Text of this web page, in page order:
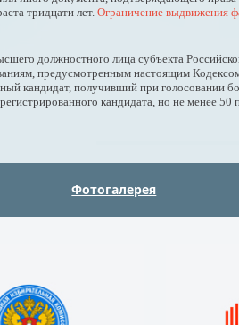
тридцати лет.Ограничение выдвижения
должностного лица субъекта
предусмотренным настоящим
кандидат, получивший при голосовании
кандидата, но не менее
Фотогалерея